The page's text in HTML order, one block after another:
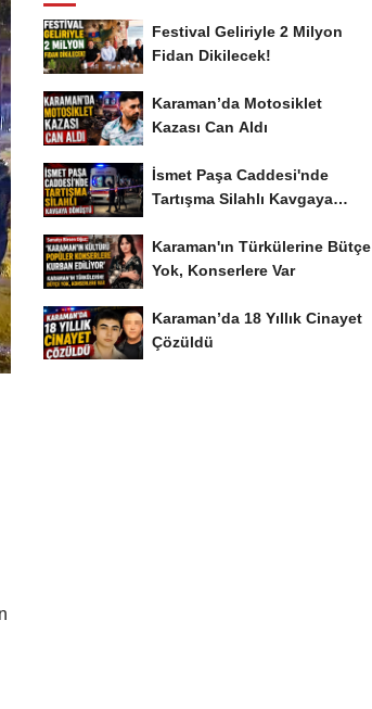
Festival Geliriyle 2 Milyon
Fidan Dikilecek!
Karaman’da Motosiklet
Kazası Can Aldı
İsmet Paşa Caddesi'nde
Tartışma Silahlı Kavgaya
Karaman'ın Türkülerine Bütçe
Yok, Konserlere Var
Karaman’da 18 Yıllık Cinayet
Çözüldü